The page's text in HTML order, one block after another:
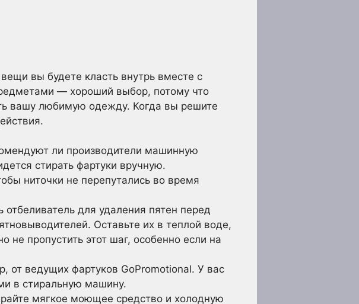
вы будете класть внутрь вместе с
— хороший выбор, потому что
вашу любимую одежду. Когда вы решите
ли производители машинную
стирать фартуки вручную.
ниточки не перепутались во время
для удаления пятен перед
Оставьте их в теплой воде,
не пропустить этот шаг, особенно если на
от ведущих фартуков GoPromotional. У вас
в стиральную машину.
мягкое моющее средство и холодную